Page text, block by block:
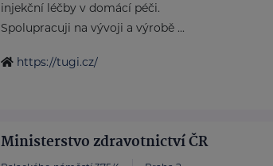
injekční léčby v domácí péči.
Spolupracuji na vývoji a výrobě ...
https://tugi.cz/
Ministerstvo zdravotnictví ČR